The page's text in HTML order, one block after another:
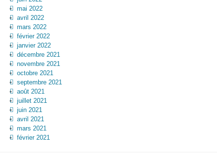
mai 2022
avril 2022
mars 2022
février 2022
janvier 2022
décembre 2021
novembre 2021
octobre 2021
septembre 2021
août 2021
juillet 2021
juin 2021
avril 2021
mars 2021
février 2021